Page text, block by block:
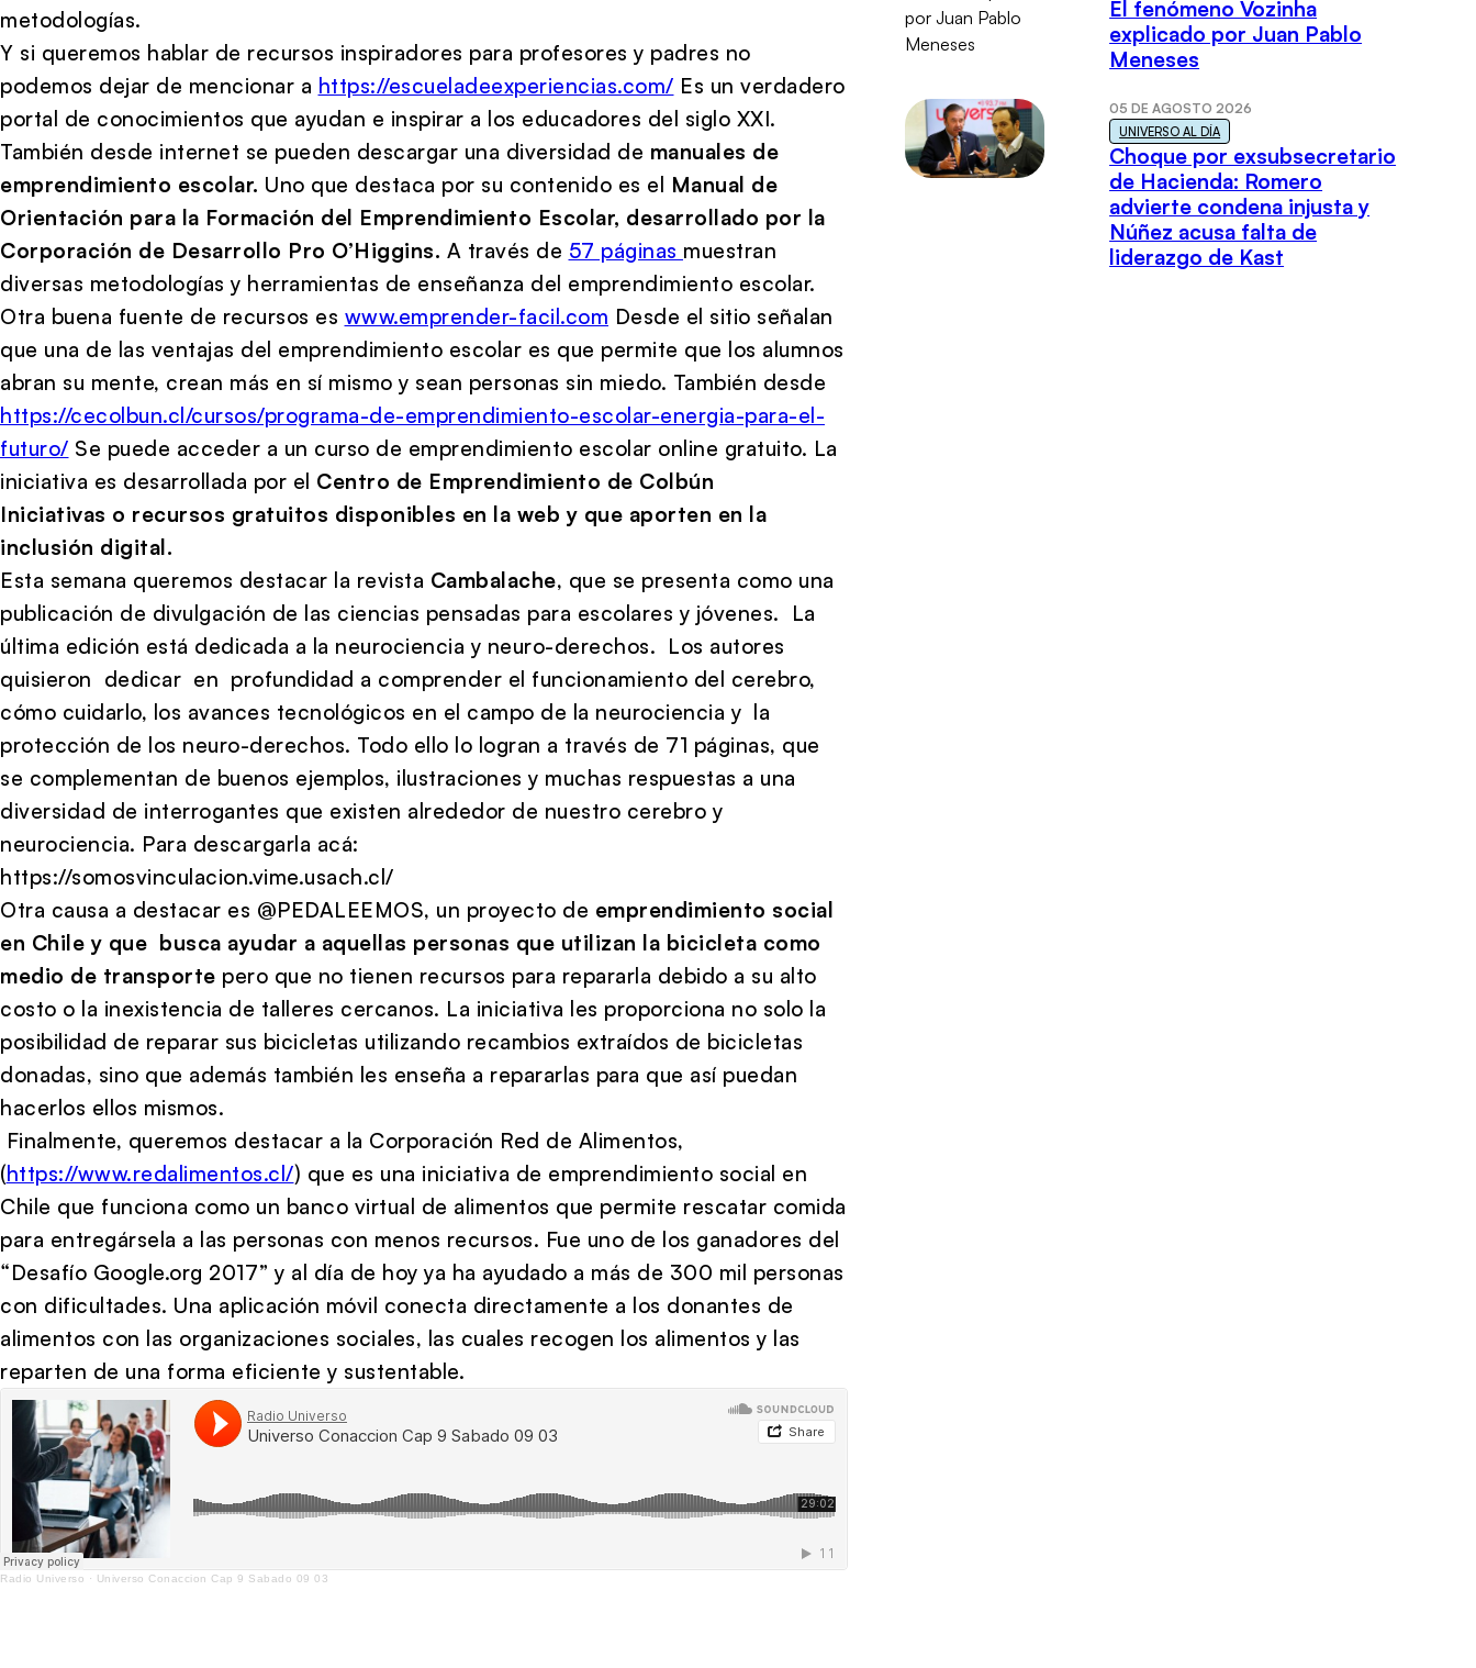
metodologías.
Y si queremos hablar de recursos inspiradores para profesores y padres no
podemos dejar de mencionar a https://escueladeexperiencias.com/ Es un verdadero
portal de conocimientos que ayudan e inspirar a los educadores del siglo XXI.
También desde internet se pueden descargar una diversidad de manuales de
emprendimiento escolar. Uno que destaca por su contenido es el Manual de
Orientación para la Formación del Emprendimiento Escolar, desarrollado por la
Corporación de Desarrollo Pro O’Higgins. A través de 57 páginas muestran
diversas metodologías y herramientas de enseñanza del emprendimiento escolar.
Otra buena fuente de recursos es www.emprender-facil.com Desde el sitio señalan
que una de las ventajas del emprendimiento escolar es que permite que los alumnos
abran su mente, crean más en sí mismo y sean personas sin miedo. También desde
https://cecolbun.cl/cursos/programa-de-emprendimiento-escolar-energia-para-el-
futuro/ Se puede acceder a un curso de emprendimiento escolar online gratuito. La
iniciativa es desarrollada por el Centro de Emprendimiento de Colbún
Iniciativas o recursos gratuitos disponibles en la web y que aporten en la
inclusión digital.
Esta semana queremos destacar la revista Cambalache, que se presenta como una
publicación de divulgación de las ciencias pensadas para escolares y jóvenes. La
última edición está dedicada a la neurociencia y neuro-derechos. Los autores
quisieron dedicar en profundidad a comprender el funcionamiento del cerebro,
cómo cuidarlo, los avances tecnológicos en el campo de la neurociencia y la
protección de los neuro-derechos. Todo ello lo logran a través de 71 páginas, que
se complementan de buenos ejemplos, ilustraciones y muchas respuestas a una
diversidad de interrogantes que existen alrededor de nuestro cerebro y
neurociencia. Para descargarla acá:
https://somosvinculacion.vime.usach.cl/
Otra causa a destacar es @PEDALEEMOS, un proyecto de emprendimiento social
en Chile y que busca ayudar a aquellas personas que utilizan la bicicleta como
medio de transporte pero que no tienen recursos para repararla debido a su alto
costo o la inexistencia de talleres cercanos. La iniciativa les proporciona no solo la
posibilidad de reparar sus bicicletas utilizando recambios extraídos de bicicletas
donadas, sino que además también les enseña a repararlas para que así puedan
hacerlos ellos mismos.
Finalmente, queremos destacar a la Corporación Red de Alimentos,
(https://www.redalimentos.cl/) que es una iniciativa de emprendimiento social en
Chile que funciona como un banco virtual de alimentos que permite rescatar comida
para entregársela a las personas con menos recursos. Fue uno de los ganadores del
“Desafío Google.org 2017” y al día de hoy ya ha ayudado a más de 300 mil personas
con dificultades. Una aplicación móvil conecta directamente a los donantes de
alimentos con las organizaciones sociales, las cuales recogen los alimentos y las
reparten de una forma eficiente y sustentable.
Radio Universo · Universo Conaccion Cap 9 Sabado 09 03
El fenómeno Vozinha
explicado por Juan Pablo
Meneses
05 DE AGOSTO 2026
UNIVERSO AL DÍA
Choque por exsubsecretario
de Hacienda: Romero
advierte condena injusta y
Núñez acusa falta de
liderazgo de Kast